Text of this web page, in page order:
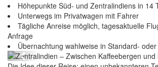
Höhepunkte Süd- und Zentralindiens in 14
Unterwegs im Privatwagen mit Fahrer
Tägliche Anreise möglich, tagesaktuelle
Anfrage
Übernachtung wahlweise in Standard-
Zentralindien – Zwischen
Previous